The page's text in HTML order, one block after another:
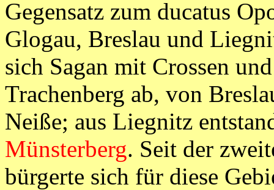
Gegensatz zum ducatus
Glogau, Breslau und
sich Sagan mit Crossen
Trachenberg ab, von
Neiße; aus Liegnitz
Münsterberg. Seit der
bürgerte sich für diese